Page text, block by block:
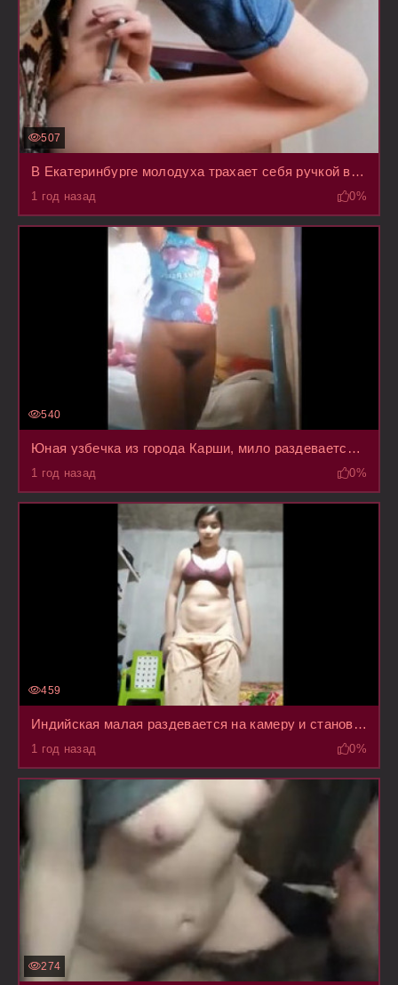
В Екатеринбурге молодуха трахает себя ручкой в писку от безделья, пока родители на работе
1 год назад 0%
507
Юная узбечка из города Карши, мило раздевается на камеру телефона в своей комнате
1 год назад 0%
540
Индийская малая раздевается на камеру и становится раком на кровать, начинает теребить писю
1 год назад 0%
459
274